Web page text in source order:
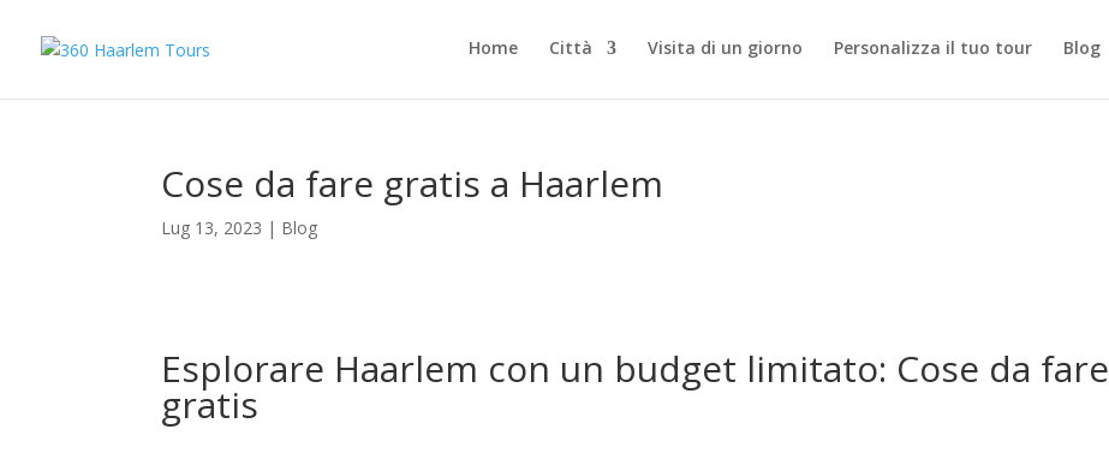
Home Città Visita di un giorno Personalizza il tuo tour Blog
Cose da fare gratis a Haarlem
Lug 13, 2023 | Blog
Esplorare Haarlem con un budget limitato: Cose da fare
gratis